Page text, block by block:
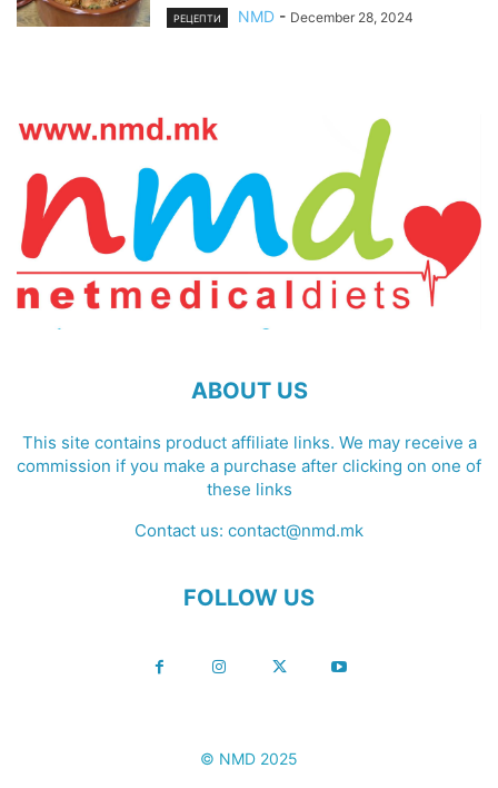
РЕЦЕПТИ NMD - December 28, 2024
ABOUT US
This site contains product affiliate links. We may receive a
commission if you make a purchase after clicking on one of
these links
Contact us: contact@nmd.mk
FOLLOW US
© NMD 2025